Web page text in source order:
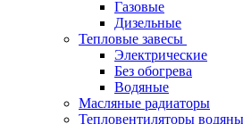
Газовые
Дизельные
Тепловые завесы
Электрические
Без обогрева
Водяные
Масляные радиаторы
Тепловентиляторы